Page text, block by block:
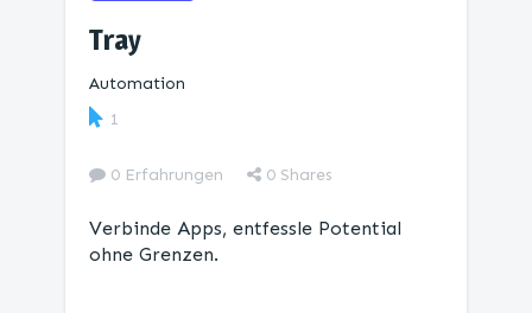
Tray
Automation
1
0 Erfahrungen 0 Shares
Verbinde Apps, entfessle Potential
ohne Grenzen.